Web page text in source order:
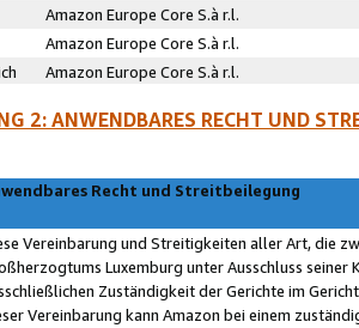
Amazon Europe Core S.à r.l.
Amazon Europe Core S.à r.l.
Amazon Europe Core S.à r.l.
2: ANWENDBARES RECHT UND
Recht und Streitbeilegung
Vereinbarung und Streitigkeiten aller Art, die
Luxemburg unter Ausschluss
Zuständigkeit der Gerichte im
Vereinbarung kann Amazon bei einem